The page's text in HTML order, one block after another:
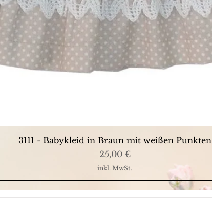
Schnellansicht
3111 - Babykleid in Braun mit weißen Punkten
Preis
25,00 €
inkl. MwSt.